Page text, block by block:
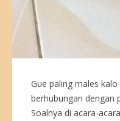
Gue paling males
berhubungan dengan
Soalnya di acara-